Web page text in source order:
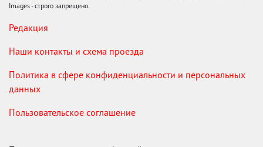
Images - строго запрещено.
Редакция
Наши контакты и схема проезда
Политика в сфере конфиденциальности и персональных
данных
Пользовательское соглашение